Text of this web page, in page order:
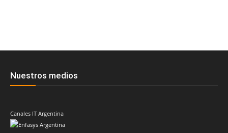
Nuestros medios
Canales IT Argentina